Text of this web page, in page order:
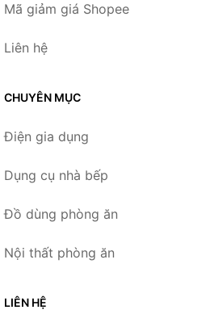
Mã giảm giá Shopee
Liên hệ
CHUYÊN MỤC
Điện gia dụng
Dụng cụ nhà bếp
Đồ dùng phòng ăn
Nội thất phòng ăn
LIÊN HỆ